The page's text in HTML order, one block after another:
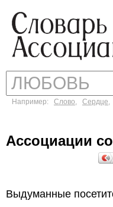
Например: Слово, Сердце,
Ассоциации
Выдуманные